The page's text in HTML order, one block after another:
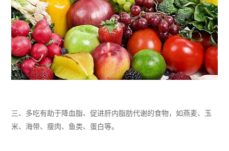
三、 多吃有助于降血脂、促进肝内脂肪代谢的食物，如燕麦、玉
米、海带、瘦肉、鱼类、蛋白等。